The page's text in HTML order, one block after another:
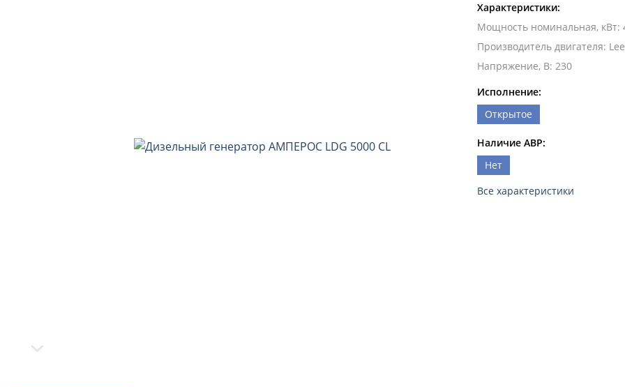
Характеристики:
Мощность номинальная, кВт:
Производитель двигателя:
Напряжение, В: 230
Исполнение:
Открытое
Наличие АВР:
Нет
Все характеристики